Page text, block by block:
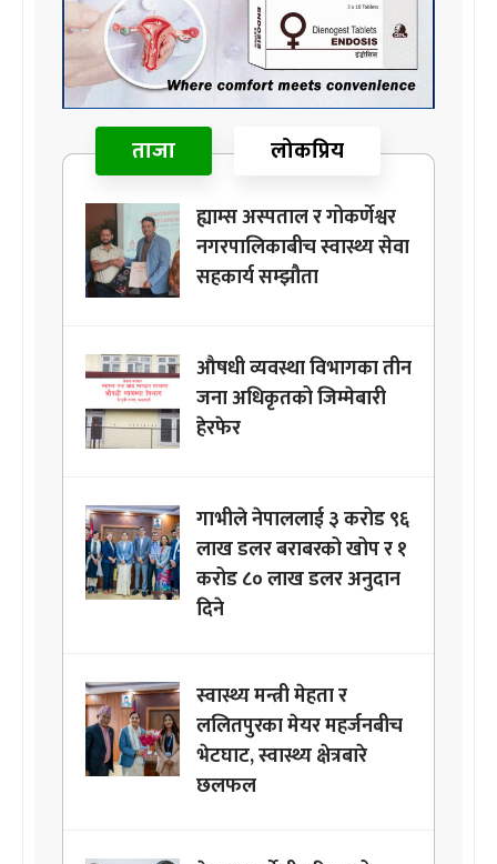
ताजा लोकप्रिय
ह्याम्स अस्पताल र गोकर्णेश्वर
नगरपालिकाबीच स्वास्थ्य सेवा
सहकार्य सम्झौता
औषधी व्यवस्था विभागका तीन
जना अधिकृतको जिम्मेबारी
हेरफेर
गाभीले नेपाललाई ३ करोड ९६
लाख डलर बराबरको खोप र १
करोड ८० लाख डलर अनुदान
दिने
स्वास्थ्य मन्त्री मेहता र
ललितपुरका मेयर महर्जनबीच
भेटघाट, स्वास्थ्य क्षेत्रबारे
छलफल